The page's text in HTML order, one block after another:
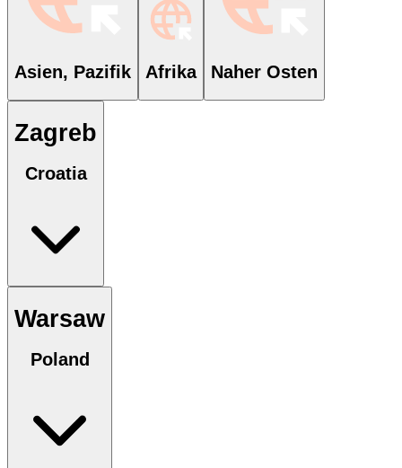
Asien, Pazifik Afrika Naher Osten
Zagreb
Croatia
Warsaw
Poland